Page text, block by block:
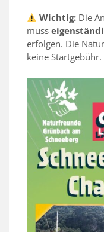
Wichtig: Die
muss
erfolgen. Die
keine Startgebühr.